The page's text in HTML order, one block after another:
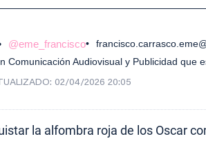
@eme_francisco
Comunicación Audiovisual y Publicidad que
02/04/2026 20:05
la alfombra roja de los Oscar